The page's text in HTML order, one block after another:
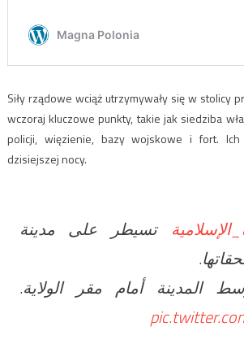
Siły rządowe wciąż utrzymywały się w stolicy
wczoraj kluczowe punkty, takie jak siedziba
policji, więzienie, bazy wojskowe i fort. Ich
dzisiejszej nocy.
تسيطر على مدينة
المدينة أمام مقر الولاية.